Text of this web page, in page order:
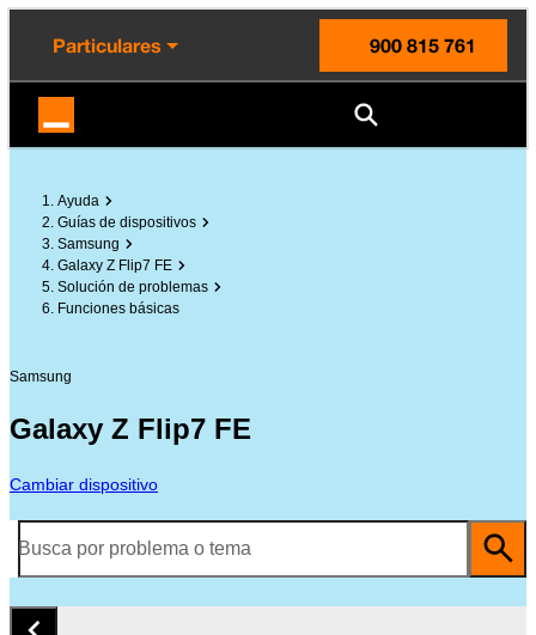
principal
la página
Particulares
900 815 761
Ayuda
Guías de dispositivos
Samsung
Galaxy Z Flip7 FE
Solución de problemas
Funciones básicas
Samsung
Galaxy Z Flip7 FE
Cambiar dispositivo
Busca por problema o tema